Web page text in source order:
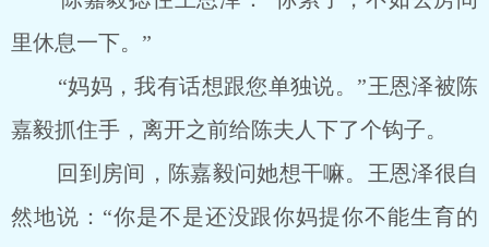
里休息一下。”
“妈妈，我有话想跟您单独说。”王恩泽被陈
嘉毅抓住手，离开之前给陈夫人下了个钩子。
回到房间，陈嘉毅问她想干嘛。王恩泽很自
然地说：“你是不是还没跟你妈提你不能生育的